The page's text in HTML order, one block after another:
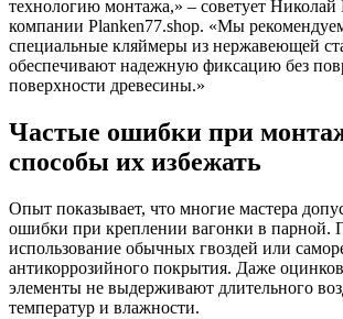
технологию монтажа,» – советует Николай
компании Planken77.shop. «Мы
специальные кляймеры из нержавеющей
обеспечивают надежную фиксацию без
поверхности древесины.»
Частые ошибки при
способы их избежать
Опыт показывает, что многие мастера
ошибки при креплении вагонки в парной.
использование обычных гвоздей или
антикоррозийного покрытия. Даже
элементы не выдерживают длительного
температур и влажности.